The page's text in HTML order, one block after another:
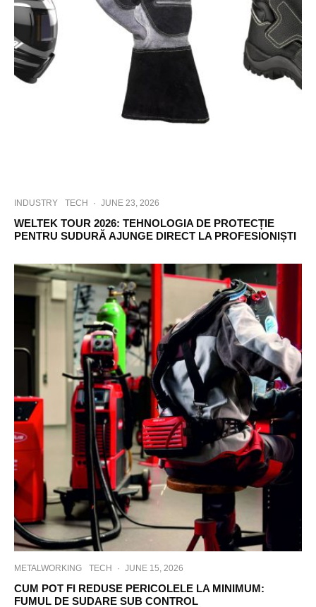
INDUSTRY TECH · JUNE 23, 2026
WELTEK TOUR 2026: TEHNOLOGIA DE PROTECȚIE
PENTRU SUDURĂ AJUNGE DIRECT LA PROFESIONIȘTI
METALWORKING TECH · JUNE 15, 2026
CUM POT FI REDUSE PERICOLELE LA MINIMUM:
FUMUL DE SUDARE SUB CONTROL